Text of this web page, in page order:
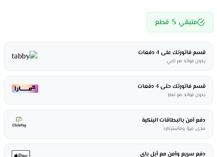
متبقي 5 قطع
قسم فاتورتك على 4 دفعات
بدون فوائد مع تابي
قسم فاتورتك حتى 4 دفعات
بدون فوائد مع تمارا
دفع آمن بالبطاقات البنكية
مدى، فيزا، وماستركارد
دفع سريع وآمن مع أبل باي